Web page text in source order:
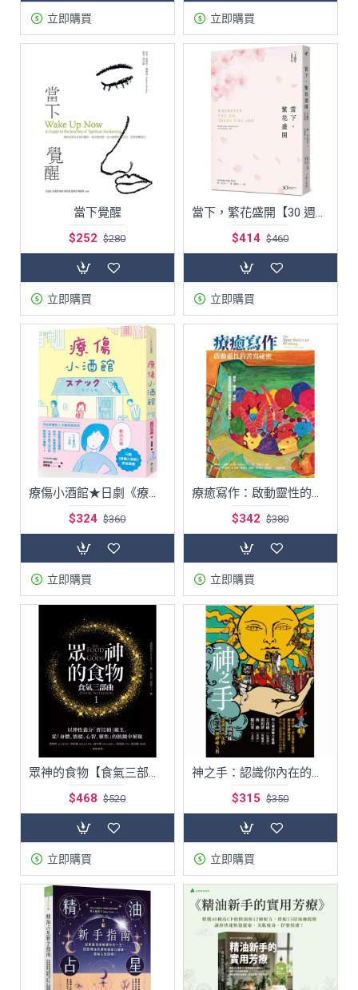
立即購買 立即購買
當下覺醒
$252 $280
立即購買
$414 $460
立即購買
$324 $360
立即購買
$342 $380
立即購買
眾神的食物【食氣三部曲1】：以神性養分「普拉納」維生，從「身體、情緒、心智、靈性」的飢餓中解脫 (電子書)
$468 $520
立即購買
神之手：認識你內在的二十二種神祕人格
$315 $350
立即購買